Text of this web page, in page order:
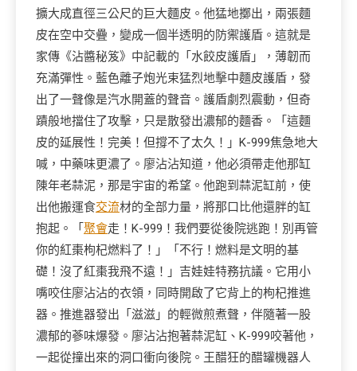
擴大成直徑三公尺的巨大麵皮。他猛地擲出，兩張麵
皮在空中交疊，變成一個半透明的防禦護盾。這就是
家傳《沾醬秘笈》中記載的「水餃皮護盾」，薄韌而
充滿彈性。藍色離子炮光束猛烈地擊中麵皮護盾，發
出了一聲像是汽水開蓋的聲音。護盾劇烈震動，但奇
蹟般地擋住了攻擊，只是散發出濃郁的麵香。「這麵
皮的延展性！完美！但撐不了太久！」K-999焦急地大
喊，中藥味更濃了。廖沾沾知道，他必須帶走他那缸
陳年老蒜泥，那是宇宙的希望。他跑到蒜泥缸前，使
出他搬運食交流材的全部力量，將那口比他還胖的缸
抱起。「 聚會走！K-999！我們要從後院逃跑！別再管
你的紅棗枸杞燃料了！」「不行！燃料是文明的基
礎！沒了紅棗我飛不遠！」吉娃娃特務抗議。它用小
嘴咬住廖沾沾的衣領，同時開啟了它背上的枸杞推進
器。推進器發出「滋滋」的輕微煎煮聲，伴隨著一股
濃郁的蔘味爆發。廖沾沾抱著蒜泥缸、K-999咬著他，
一起從撞出來的洞口衝向後院。王醋狂的醋罐機器人